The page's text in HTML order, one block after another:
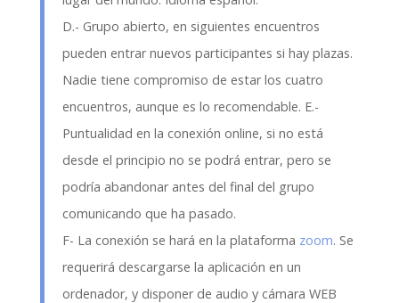
D.- Grupo abierto, en siguientes encuentros
pueden entrar nuevos participantes si hay plazas.
Nadie tiene compromiso de estar los cuatro
encuentros, aunque es lo recomendable. E.-
Puntualidad en la conexión online, si no está
desde el principio no se podrá entrar, pero se
podría abandonar antes del final del grupo
comunicando que ha pasado.
F- La conexión se hará en la plataforma zoom. Se
requerirá descargarse la aplicación en un
ordenador, y disponer de audio y cámara WEB